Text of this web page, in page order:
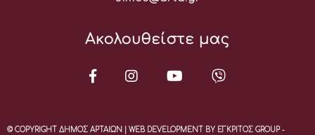
Ακολουθείστε μας
© COPYRIGHT ΔΗΜΟΣ ΑΡΤΑΙΩΝ | WEB DEVELOPMENT BY ΕΓΚΡΙΤΟΣ GROUP -